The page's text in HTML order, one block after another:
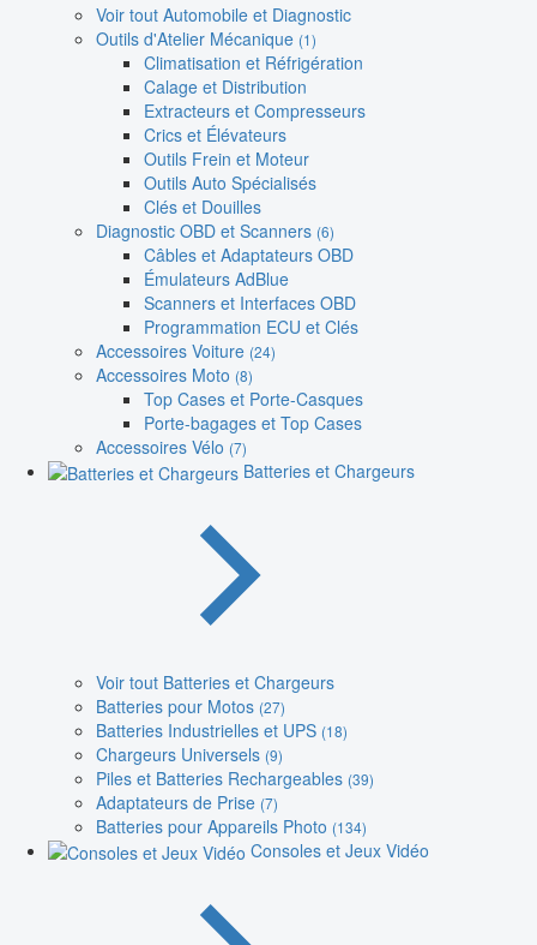
Voir tout Automobile et Diagnostic
Outils d'Atelier Mécanique (1)
Climatisation et Réfrigération
Calage et Distribution
Extracteurs et Compresseurs
Crics et Élévateurs
Outils Frein et Moteur
Outils Auto Spécialisés
Clés et Douilles
Diagnostic OBD et Scanners (6)
Câbles et Adaptateurs OBD
Émulateurs AdBlue
Scanners et Interfaces OBD
Programmation ECU et Clés
Accessoires Voiture (24)
Accessoires Moto (8)
Top Cases et Porte-Casques
Porte-bagages et Top Cases
Accessoires Vélo (7)
Batteries et Chargeurs
Voir tout Batteries et Chargeurs
Batteries pour Motos (27)
Batteries Industrielles et UPS (18)
Chargeurs Universels (9)
Piles et Batteries Rechargeables (39)
Adaptateurs de Prise (7)
Batteries pour Appareils Photo (134)
Consoles et Jeux Vidéo